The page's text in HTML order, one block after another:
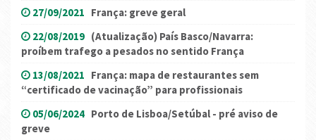
27/09/2021 França: greve geral
22/08/2019 (Atualização) País Basco/Navarra:
proíbem trafego a pesados no sentido França
13/08/2021 França: mapa de restaurantes sem
“certificado de vacinação” para profissionais
05/06/2024 Porto de Lisboa/Setúbal - pré aviso de
greve